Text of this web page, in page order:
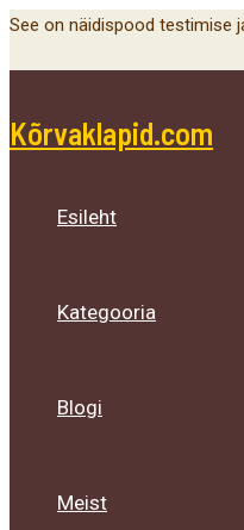
Skip
See on näidispood testimise
Kõrvaklapid.com
Esileht
Kategooria
Blogi
Meist
Main
Menu